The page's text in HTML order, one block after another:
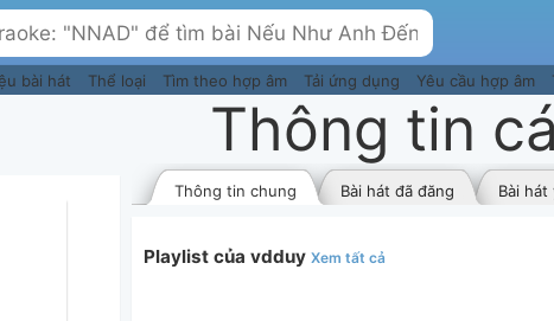
bài hát Thể loại Tìm theo hợp âm Tải ứng dụng Yêu cầu hợp âm
Thông tin
Bài
Bài hát đã đăng
Thông tin chung
Playlist của vdduy Xem tất cả